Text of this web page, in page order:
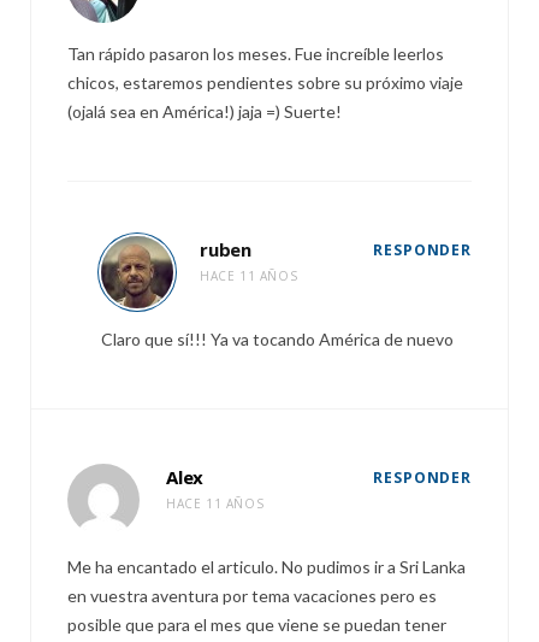
Tan rápido pasaron los meses. Fue increíble leerlos
chicos, estaremos pendientes sobre su próximo viaje
(ojalá sea en América!) jaja =) Suerte!
ruben
HACE 11 AÑOS
RESPONDER
Claro que sí!!! Ya va tocando América de nuevo
Alex
HACE 11 AÑOS
RESPONDER
Me ha encantado el articulo. No pudimos ir a Sri Lanka
en vuestra aventura por tema vacaciones pero es
posible que para el mes que viene se puedan tener